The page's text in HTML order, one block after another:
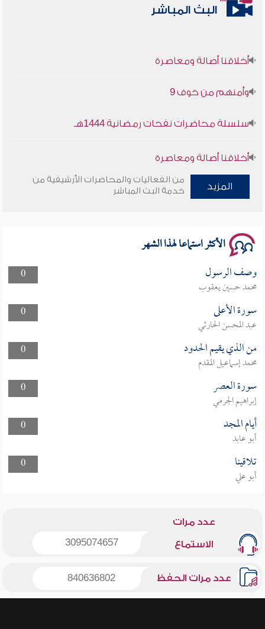
البث المباشر
أخلاقنا أصالة ومعاصرة
وأمنهم من خوف 9
سلسلة محاضرات نفحات رمضانية 1444هـ
أخلاقنا أصالة ومعاصرة
وأمنهم من خوف 9
المزيد
من الفعاليات والمحاضرات الأرشيفية من
خدمة البث المباشر
الأكثر استماعا لهذا الشهر
0 وصف الرسول
محمد حسين يعقوب
0
سورة الأعلى
عبد المحسن الحارثي
0
من الذي يقيم الحدود
محمد إسماعيل المقدم
0
سورة العصر
إبراهيم الجرمي
0
أيام المجد
أبو عابد
0
تلاقينا
أبو علي
عدد مرات
الاستماع 3095074657
عدد مرات الحفظ 840636802